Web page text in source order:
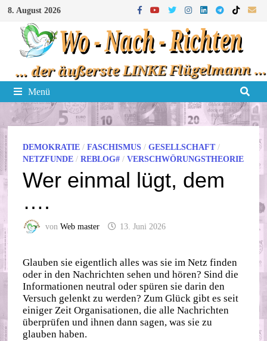
Zum
Inhalt
springen
8. August 2026
Menü
DEMOKRATIE /FASCHISMUS /GESELLSCHAFT/
NETZFUNDE /REBLOG# /VERSCHWÖRUNGSTHEORIE
Wer einmal lügt, dem
….
vonWeb master 13. Juni 2026
Glauben sie eigentlich alles was sie im Netz finden
oder in den Nachrichten sehen und hören? Sind die
Informationen neutral oder spüren sie darin den
Versuch gelenkt zu werden? Zum Glück gibt es seit
einiger Zeit Organisationen, die alle Nachrichten
überprüfen und ihnen dann sagen, was sie zu
glauben haben.